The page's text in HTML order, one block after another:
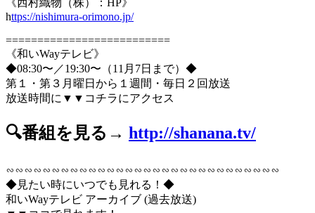
《西村織物（株）：HP》
https://nishimura-orimono.jp/
==========================
《和いWayテレビ》
◆08:30〜／19:30〜（11月7日まで）◆
第１・第３月曜日から１週間・毎日２回放送
放送時間に▼▼コチラにアクセス
🔍番組を見る→ http://shanana.tv/
∽∽∽∽∽∽∽∽∽∽∽∽∽∽∽∽∽∽∽∽∽∽∽∽∽∽∽∽∽∽
◆見たい時にいつでも見れる！◆
和いWayテレビ アーカイブ (過去放送)